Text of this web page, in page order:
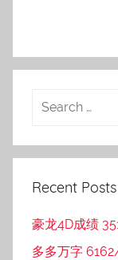
Recent Posts
豪龙4D成绩
多多万字